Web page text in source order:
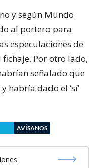
y según Mundo
al portero para
especulaciones de
Por otro lado,
señalado que
habría dado el ‘sí’
AVÍSANOS